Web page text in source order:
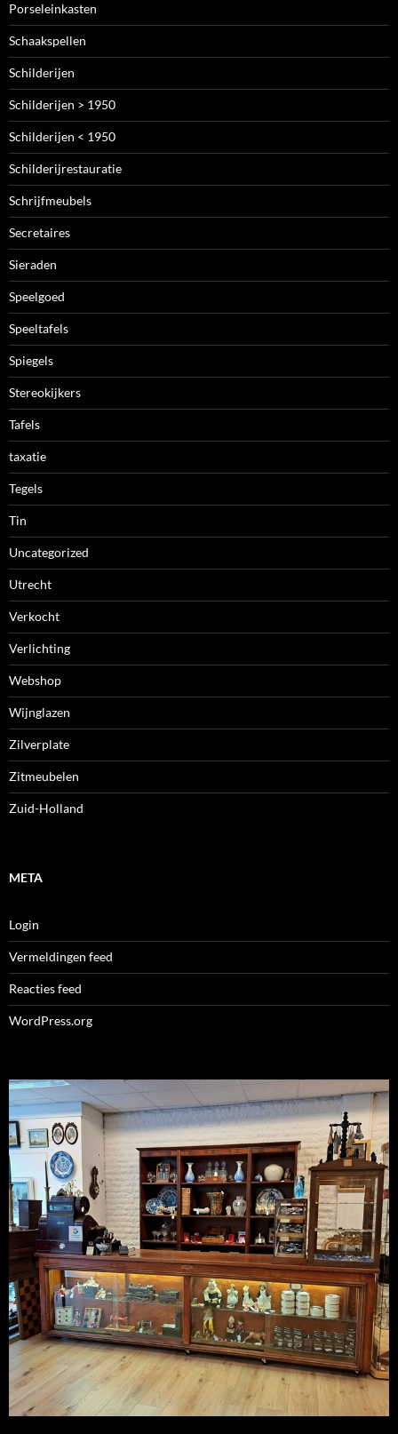
Porseleinkasten
Schaakspellen
Schilderijen
Schilderijen > 1950
Schilderijen < 1950
Schilderijrestauratie
Schrijfmeubels
Secretaires
Sieraden
Speelgoed
Speeltafels
Spiegels
Stereokijkers
Tafels
taxatie
Tegels
Tin
Uncategorized
Utrecht
Verkocht
Verlichting
Webshop
Wijnglazen
Zilverplate
Zitmeubelen
Zuid-Holland
META
Login
Vermeldingen feed
Reacties feed
WordPress.org